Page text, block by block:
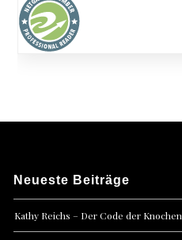
Neueste Beiträge
Kathy Reichs – Der Code der Knochen